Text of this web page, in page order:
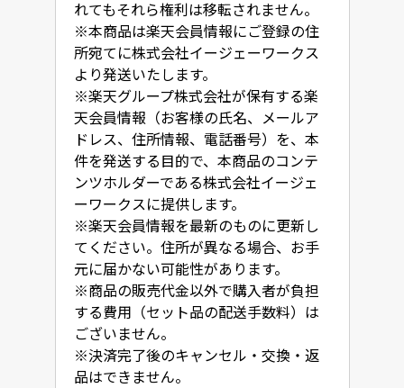
れてもそれら権利は移転されません。
※本商品は楽天会員情報にご登録の住
所宛てに株式会社イージェーワークス
より発送いたします。
※楽天グループ株式会社が保有する楽
天会員情報（お客様の氏名、メールア
ドレス、住所情報、電話番号）を、本
件を発送する目的で、本商品のコンテ
ンツホルダーである株式会社イージェ
ーワークスに提供します。
※楽天会員情報を最新のものに更新し
てください。住所が異なる場合、お手
元に届かない可能性があります。
※商品の販売代金以外で購入者が負担
する費用（セット品の配送手数料）は
ございません。
※決済完了後のキャンセル・交換・返
品はできません。